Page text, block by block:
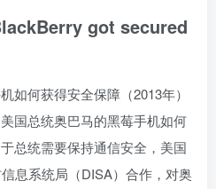
got secured
如何获得安全保障（2013年）
国总统奥巴马的黑莓手机如何
总统需要保持通信安全，美国
息系统局（DISA）合作，对奥